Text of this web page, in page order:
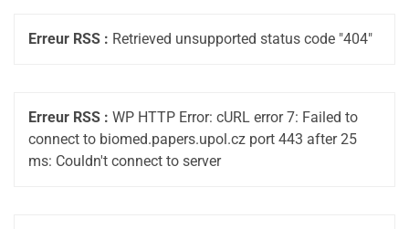
Erreur RSS : Retrieved unsupported status code "404"
Erreur RSS : WP HTTP Error: cURL error 7: Failed to
connect to biomed.papers.upol.cz port 443 after 25
ms: Couldn't connect to server